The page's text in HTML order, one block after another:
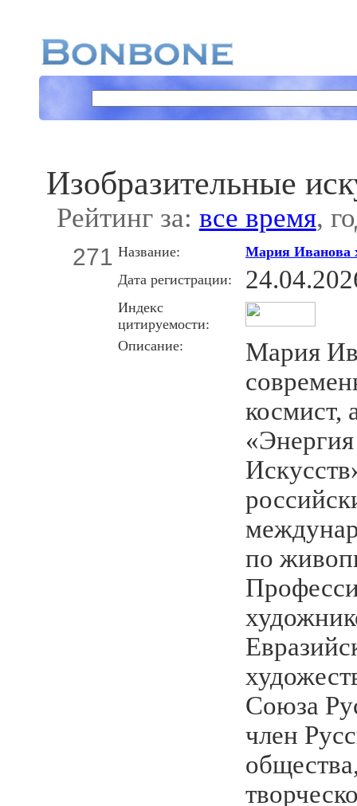
Изобразительные
Рейтинг за: все время,
271 Название:
Мария Иванова
Дата регистрации:
Индекс
цитируемости:
Описание:
Мария
космист,
по
Союза
член